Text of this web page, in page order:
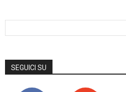
SEGUICI SU